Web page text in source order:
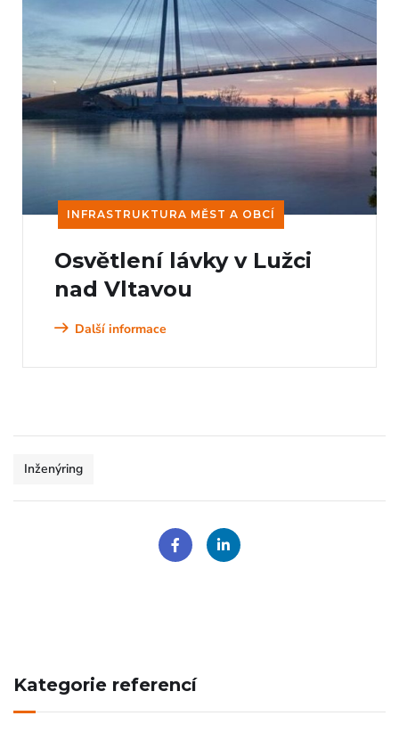
INFRASTRUKTURA MĚST A OBCÍ
Osvětlení lávky v Lužci
nad Vltavou
Další informace
Inženýring
Kategorie referencí